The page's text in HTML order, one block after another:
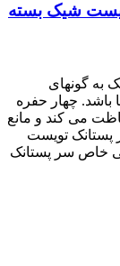
تویست شیک بسته
پستانک ۶+ماه سفید و طوسی پاستل تویست شیک به گونه‎ای
چهار حفره
می کند و مانع
تویست
خاص سر پستانک